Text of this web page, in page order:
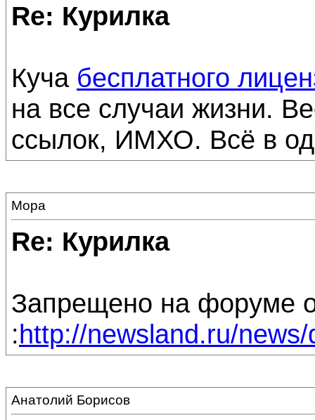
Re: Курилка
Куча бесплатного
на все случаи жизни.
ссылок, ИМХО. Всё в
Мора
Re: Курилка
Запрещено на форуме
:http://newsland.ru/
Анатолий Борисов